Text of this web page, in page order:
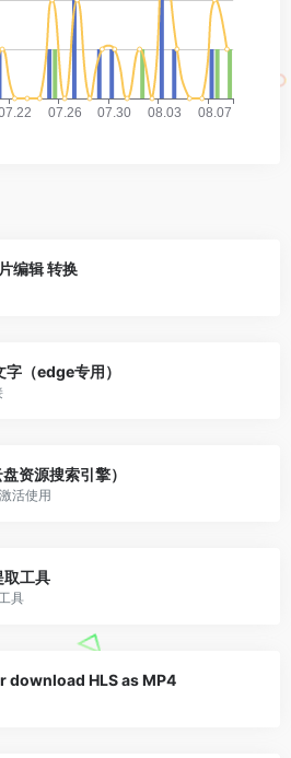
编辑 转换
（edge专用）
资源搜索引擎）
活使用
工具
具
download HLS as MP4